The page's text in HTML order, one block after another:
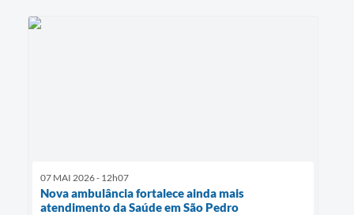
07 MAI 2026 - 12h07
Nova ambulância fortalece ainda mais
atendimento da Saúde em São Pedro